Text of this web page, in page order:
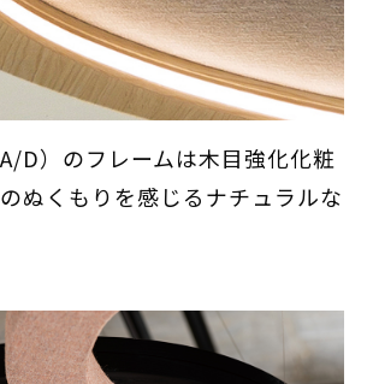
D）のフレームは木目強化化粧
ぬくもりを感じるナチュラルな